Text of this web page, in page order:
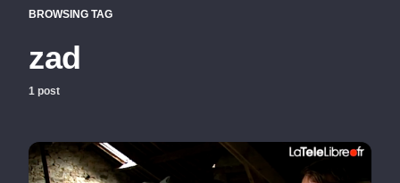
BROWSING TAG
zad
1 post